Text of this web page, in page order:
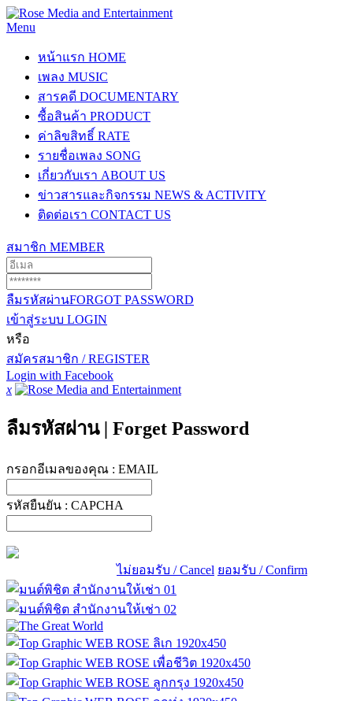
Menu
หน้าแรก HOME
เพลง MUSIC
สารคดี DOCUMENTARY
ซื้อสินค้า PRODUCT
ค่าลิขสิทธิ์ RATE
รายชื่อเพลง SONG
เกี่ยวกับเรา ABOUT US
ข่าวสารและกิจกรรม NEWS & ACTIVITY
ติดต่อเรา CONTACT US
สมาชิก MEMBER
ลืมรหัสผ่านFORGOT PASSWORD
เข้าสู่ระบบ LOGIN
หรือ
สมัครสมาชิก / REGISTER
Login with Facebook
x
ลืมรหัสผ่าน | Forget Password
กรอกอีเมลของคุณ : EMAIL
รหัสยืนยัน : CAPCHA
ไม่ยอมรับ / Cancel ยอมรับ / Confirm